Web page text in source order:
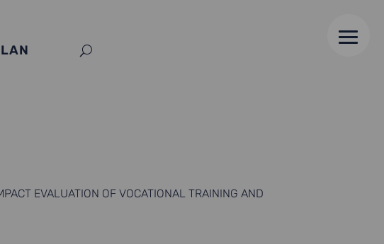
EVALUATION OF VOCATIONAL TRAINING AND